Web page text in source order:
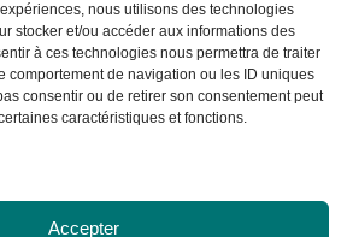
nous utilisons des technologies
stocker et/ou accéder aux informations des
à ces technologies nous permettra de traiter
comportement de navigation ou les ID uniques
consentir ou de retirer son consentement peut
caractéristiques et fonctions.
Accepter
traite les données
vous envoyer les actualités
Pour en savoir plus sur la